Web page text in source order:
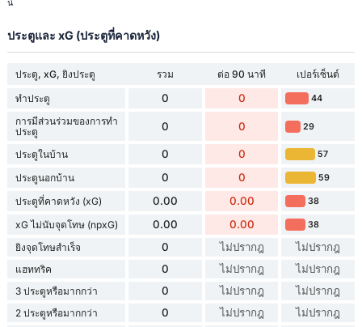
นี้
ประตูและ xG (ประตูที่คาดหวัง)
ประตู, xG, ยิงประตู รวม ต่อ 90 นาที
เปอร์เซ็นต์
ทำประตู
0 0 44
การมีส่วนร่วมของการทำ
ประตู
0 0 29
ประตูในบ้าน 0 0 57
ประตูนอกบ้าน 0 0 59
ประตูที่คาดหวัง (xG) 0.00 0.00 38
xG ไม่นับจุดโทษ (npxG) 0.00 0.00 38
ยิงจุดโทษสำเร็จ 0 ไม่ปรากฎ ไม่ปรากฎ
แฮททริค 0 ไม่ปรากฎ ไม่ปรากฎ
3 ประตูหรือมากกว่า 0 ไม่ปรากฎ ไม่ปรากฎ
2 ประตูหรือมากกว่า 0 ไม่ปรากฎ ไม่ปรากฎ